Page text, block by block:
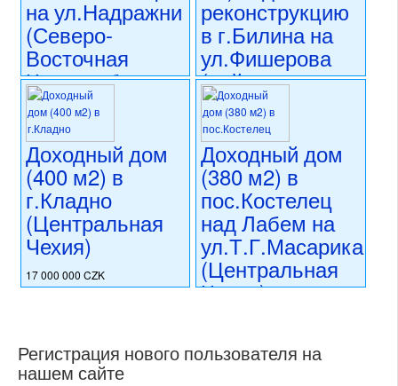
состояние: стандарт
номер объекта:19181
на ул.Надражни
(Северо-
Восточная
Чехия, область
Семилы)
12 508 200 CZK
регион:Северо-Восточная
Чехия
раздел: объекты для
коммерческого использования
состояние: требуется
частичная реконструкция
номер объекта:
реконструкцию
в г.Билина на
ул.Фишерова
(район
Теплице)
12 000 000 CZK
регион:Теплице
раздел: объекты для
коммерческого использования
состояние: требуется
капитальная реконструкция
номер объекта:20553
Доходный дом
(400 м2) в
г.Кладно
(Центральная
Чехия)
17 000 000 CZK
регион:Центральная Чехия
реконструкции
номер объекта:20257
Доходный дом
(380 м2) в
пос.Костелец
над Лабем на
ул.Т.Г.Масарика
(Центральная
Чехия)
раздел: объекты для
Регистрация нового пользователя на
нашем сайте